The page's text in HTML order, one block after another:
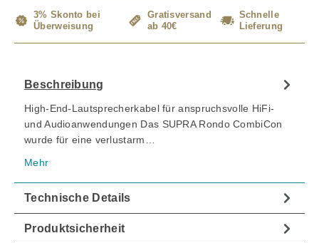
3% Skonto bei
Überweisung
Gratisversand
ab 40€
Schnelle
Lieferung
Beschreibung
High-End-Lautsprecherkabel für anspruchsvolle HiFi-
und Audioanwendungen Das SUPRA Rondo CombiCon
wurde für eine verlustarm…
Mehr
Technische Details
Produktsicherheit